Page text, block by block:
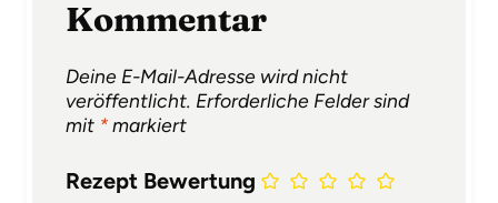
Kommentar
Deine E-Mail-Adresse wird nicht
veröffentlicht. Erforderliche Felder sind
mit *markiert
Rezept Bewertung